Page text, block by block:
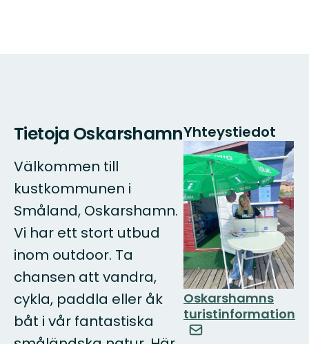
Tietoja Oskarshamn
Välkommen till
kustkommunen i
Småland, Oskarshamn.
Vi har ett stort utbud
inom outdoor. Ta
chansen att vandra,
cykla, paddla eller åk
båt i vår fantastiska
Yhteystiedot
Oskarshamns
turistinformation